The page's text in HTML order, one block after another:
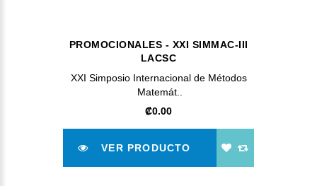
PROMOCIONALES - XXI SIMMAC-III
LACSC
XXI Simposio Internacional de Métodos
Matemát..
‎₡0.00
VER PRODUCTO